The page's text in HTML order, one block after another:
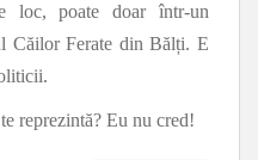
loc, poate doar într-un
Căilor Ferate din Bălți. E
reprezintă? Eu nu cred!